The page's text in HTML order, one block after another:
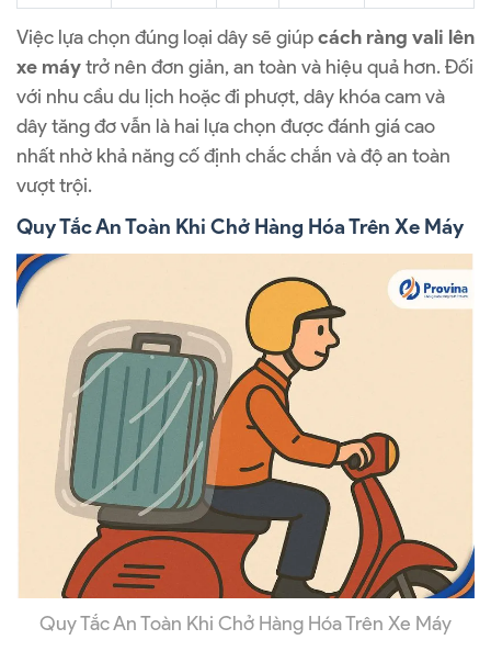
Việc lựa chọn đúng loại dây sẽ giúpcách ràng vali lên
xe máytrở nên đơn giản, an toàn và hiệu quả hơn. Đối
với nhu cầu du lịch hoặc đi phượt, dây khóa cam và
dây tăng đơ vẫn là hai lựa chọn được đánh giá cao
nhất nhờ khả năng cố định chắc chắn và độ an toàn
vượt trội.
Quy Tắc An Toàn Khi Chở Hàng Hóa Trên Xe Máy
Quy Tắc An Toàn Khi Chở Hàng Hóa Trên Xe Máy